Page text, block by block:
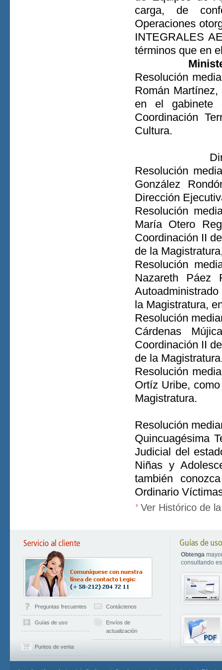
carga, de
Operaciones
INTEGRALES
términos que en
Resolución
Román
en el gabinete
Coordinación
Cultura.
Resolución
González
Dirección
Resolución
María Otero
Coordinación II
de la
Resolución
Nazareth Páez
la Magistratura,
Resolución
Cárdenas
Coordinación II
de la
Resolución
Ortíz Uribe,
Magistratura.
Resolución
Quincuagésima
Judicial del
Niñas y
también
Ordinario
Ver Histórico de
Preguntas frecuentes Contáctenos
Guías de uso
Envíos de
actualización
Puntos de venta
Obtenga
consultando